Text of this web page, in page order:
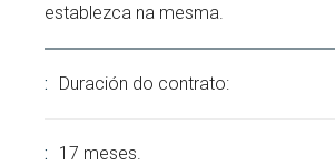
establezca na mesma.
Duración do contrato:
17 meses.